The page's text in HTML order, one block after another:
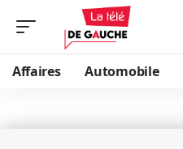
Affaires Automobile